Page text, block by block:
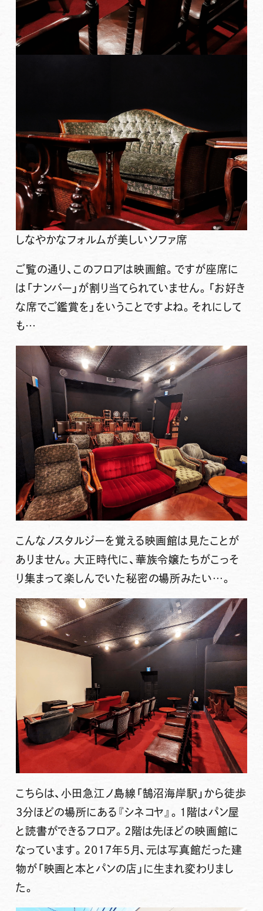
しなやかなフォルムが美しいソファ席
ご覧の通り、 このフロアは映画館。ですが座席に
は「ナンバー」が割り当てられていません。「お好き
な席でご鑑賞を」をいうことですよね。それにして
も…
こんなノスタルジーを覚える映画館は見たことが
ありません。大正時代に、華族令嬢たちがこっそ
り集まって楽しんでいた秘密の場所みたい…。
こちらは、小田急江ノ島線「鵠沼海岸駅」から徒歩
3分ほどの場所にある 『シネコヤ』。
1階はパン屋
と読書ができるフロア。2階は先ほどの映画館に
なっています。2017年5月、元は写真館だった建
物が「映画と本とパンの店」に生まれ変わりまし
た。